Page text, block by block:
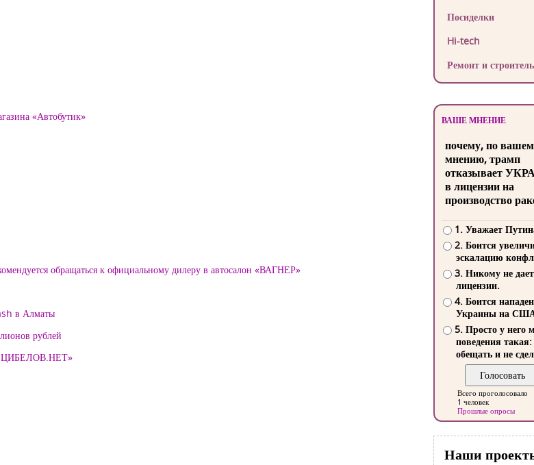
«Автобутик»
обращаться к официальному дилеру в автосалон «ВАГНЕР»
в Алматы
рублей
Посиделки
Hi-tech
Ремонт и
ВАШЕ МНЕНИЕ
почему, по
мнению, трамп
отказывает
в лицензии на
производство
1. Уважает
2. Боится
эскалацию
3. Никому не
лицензии.
4. Боится
Украины на
5. Просто у него
поведения такая:
обещать и не
Всего проголосовало
1 человек
Прошлые опросы
Наши